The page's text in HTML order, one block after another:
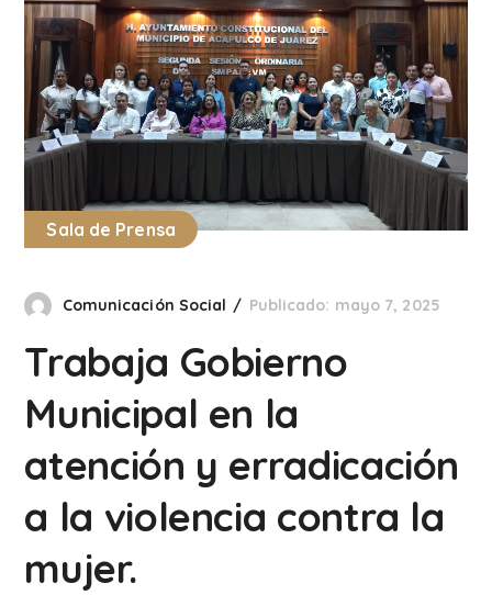
Sala de Prensa
Comunicación Social Publicado: mayo 7, 2025
Trabaja Gobierno
Municipal en la
atención y erradicación
a la violencia contra la
mujer.